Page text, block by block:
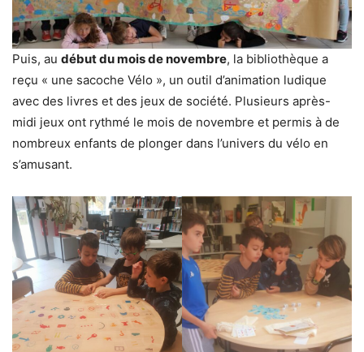
Puis, au début du mois de novembre, la bibliothèque a
reçu « une sacoche Vélo », un outil d’animation ludique
avec des livres et des jeux de société. Plusieurs après-
midi jeux ont rythmé le mois de novembre et permis à de
nombreux enfants de plonger dans l’univers du vélo en
s’amusant.